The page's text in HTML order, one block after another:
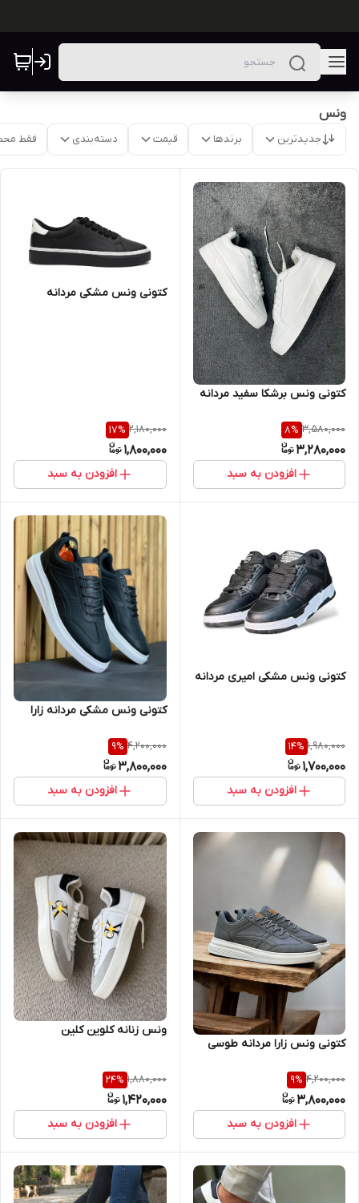
ونس
جدیدترین برندها قیمت دسته‌بندی فقط
کتونی ونس برشکا سفید مردانه
3,580,000
8%
3,280,000
افزودن به سبد
کتونی ونس مشکی مردانه
2,180,000
17%
1,800,000
افزودن به سبد
کتونی ونس مشکی امیری مردانه
1,980,000
14%
1,700,000
افزودن به سبد
کتونی ونس مشکی مردانه زارا
4,200,000
9%
3,800,000
افزودن به سبد
کتونی ونس زارا مردانه طوسی
4,200,000
9%
3,800,000
افزودن به سبد
ونس زنانه کلوین کلین
1,880,000
24%
1,420,000
افزودن به سبد